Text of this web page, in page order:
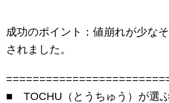
成功のポイント：値崩れが少な
されました。
■ TOCHU（とうちゅう）が選